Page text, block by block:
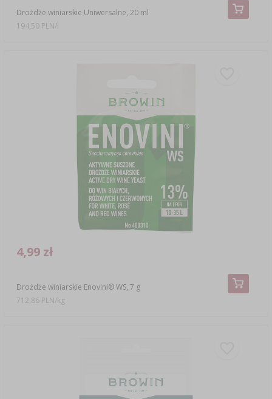
Drożdże winiarskie Uniwersalne, 20 ml
194,50 PLN/l
Drożdże winiarskie Enovini® WS, 7 g
4,99 zł
712,86 PLN/kg